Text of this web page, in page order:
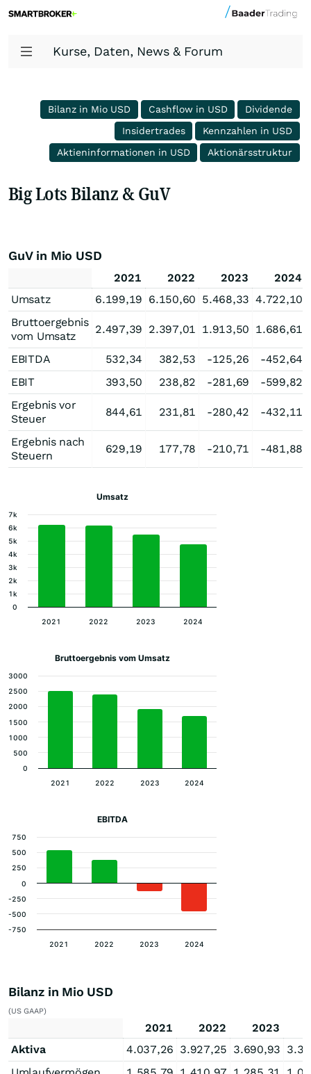
Kurse, Daten, News & Forum
Bilanz in Mio USD Cashflow in USD
Dividende
Insidertrades
Kennzahlen in USD
Aktieninformationen in USD
Aktionärsstruktur
Big Lots Bilanz & GuV
GuV in Mio USD
2021 2022 2023
2024
Umsatz
6.199,19 6.150,60 5.468,33 4.722,10
Bruttoergebnis
vom Umsatz
2.497,39 2.397,01 1.913,50 1.686,61
EBITDA 532,34 382,53 -125,26
-452,64
EBIT
393,50 238,82 -281,69
-599,82
Ergebnis vor
Steuer
844,61 231,81 -280,42 -432,11
Ergebnis nach
Steuern
629,19 177,78 -210,71 -481,88
Umsatz
2021 2022 2023 2024
0
1k
2k
3k
4k
5k
6k
7k
Bruttoergebnis vom Umsatz
2021 2022 2023 2024
0
500
1000
1500
2000
2500
3000
EBITDA
2021 2022 2023 2024
-750
-500
-250
0
250
500
750
Bilanz in Mio USD
(US GAAP)
2021 2022 2023
Aktiva
4.037,26 3.927,25 3.690,93